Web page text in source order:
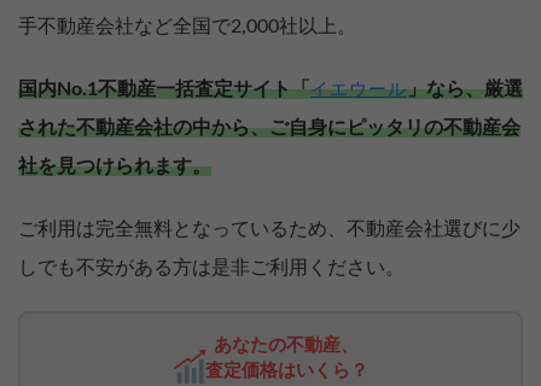
手不動産会社など全国で2,000社以上。
国内No.1不動産一括査定サイト「イエウール」なら、厳選
された不動産会社の中から、ご自身にピッタリの不動産会
社を見つけられます。
ご利用は完全無料となっているため、不動産会社選びに少
しでも不安がある方は是非ご利用ください。
あなたの不動産、
査定価格はいくら？